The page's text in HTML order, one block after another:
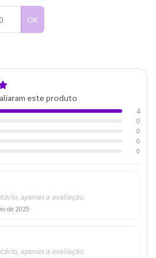
OK
este produto
4
0
0
0
0
apenas a avaliação
de 2025
apenas a avaliação